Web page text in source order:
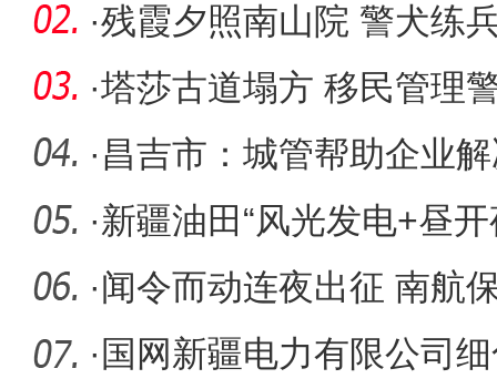
·残霞夕照南山院 警犬练
·塔莎古道塌方 移民管理
·昌吉市：城管帮助企业解
·新疆油田“风光发电+昼
·闻令而动连夜出征 南航
赶赴伊犁
· 国网新疆电力有限公司